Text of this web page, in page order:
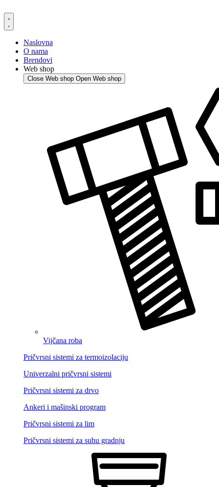
to
content
Naslovna
O nama
Brendovi
Web shop
Close Web shop Open Web shop
Vijčana roba
Pričvrsni sistemi za termoizolaciju
Univerzalni pričvrsni sistemi
Pričvrsni sistemi za drvo
Ankeri i mašinski program
Pričvrsni sistemi za lim
Pričvrsni sistemi za suhu gradnju